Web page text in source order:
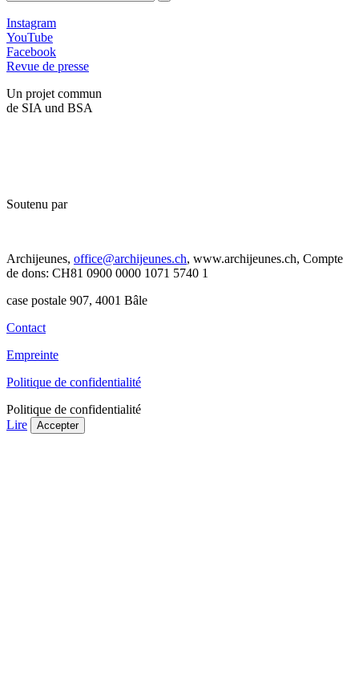
Instagram
YouTube
Facebook
Revue de presse
Un projet commun
de SIA und BSA
Soutenu par
Archijeunes, office@archijeunes.ch, www.archijeunes.ch, Compte
de dons: CH81 0900 0000 1071 5740 1
case postale 907, 4001 Bâle
Contact
Empreinte
Politique de confidentialité
Politique de confidentialité
Lire
Accepter